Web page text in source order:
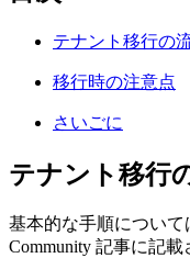
テナント移行の
移行時の注意点
さいごに
テナント移行
基本的な手順について
Community 記事に記載